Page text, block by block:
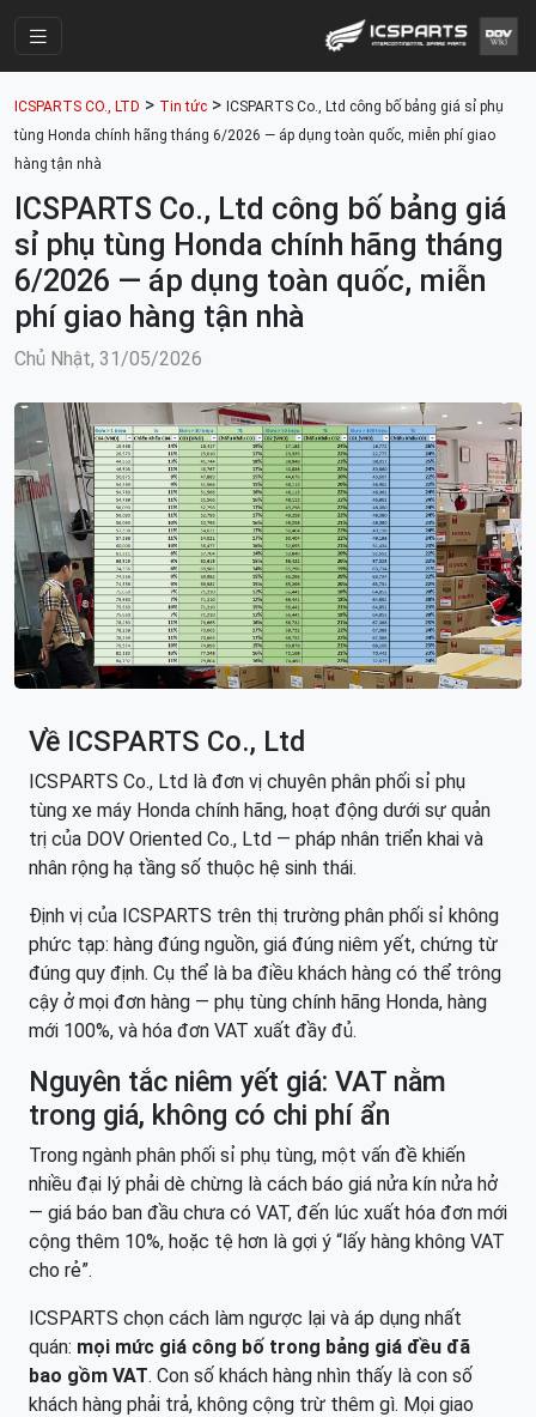
Cửa Hàng
Mã Phụ Tùng
Nhóm Phụ Tùng
Tài khoản
ICSPARTS CO., LTD > Tin tức > ICSPARTS Co., Ltd công bố bảng giá sỉ phụ
tùng Honda chính hãng tháng 6/2026 — áp dụng toàn quốc, miễn phí giao
hàng tận nhà
ICSPARTS Co., Ltd công bố bảng giá
sỉ phụ tùng Honda chính hãng tháng
6/2026 — áp dụng toàn quốc, miễn
phí giao hàng tận nhà
Chủ Nhật, 31/05/2026
Về ICSPARTS Co., Ltd
ICSPARTS Co., Ltd là đơn vị chuyên phân phối sỉ phụ
tùng xe máy Honda chính hãng, hoạt động dưới sự quản
trị của DOV Oriented Co., Ltd — pháp nhân triển khai và
nhân rộng hạ tầng số thuộc hệ sinh thái.
Định vị của ICSPARTS trên thị trường phân phối sỉ không
phức tạp: hàng đúng nguồn, giá đúng niêm yết, chứng từ
đúng quy định. Cụ thể là ba điều khách hàng có thể trông
cậy ở mọi đơn hàng — phụ tùng chính hãng Honda, hàng
mới 100%, và hóa đơn VAT xuất đầy đủ.
Nguyên tắc niêm yết giá: VAT nằm
trong giá, không có chi phí ẩn
Trong ngành phân phối sỉ phụ tùng, một vấn đề khiến
nhiều đại lý phải dè chừng là cách báo giá nửa kín nửa hở
— giá báo ban đầu chưa có VAT, đến lúc xuất hóa đơn mới
cộng thêm 10%, hoặc tệ hơn là gợi ý “lấy hàng không VAT
cho rẻ”.
ICSPARTS chọn cách làm ngược lại và áp dụng nhất
quán: mọi mức giá công bố trong bảng giá đều đã
bao gồm VAT. Con số khách hàng nhìn thấy là con số
khách hàng phải trả, không cộng trừ thêm gì. Mọi giao